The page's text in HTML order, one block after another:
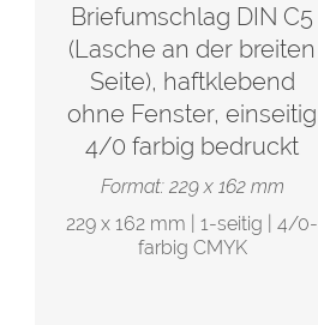
Briefumschlag DIN C5
(Lasche an der breiten
Seite), haftklebend
ohne Fenster, einseitig
4/0 farbig bedruckt
Format: 229 x 162 mm
229 x 162 mm | 1-seitig | 4/0-
farbig CMYK